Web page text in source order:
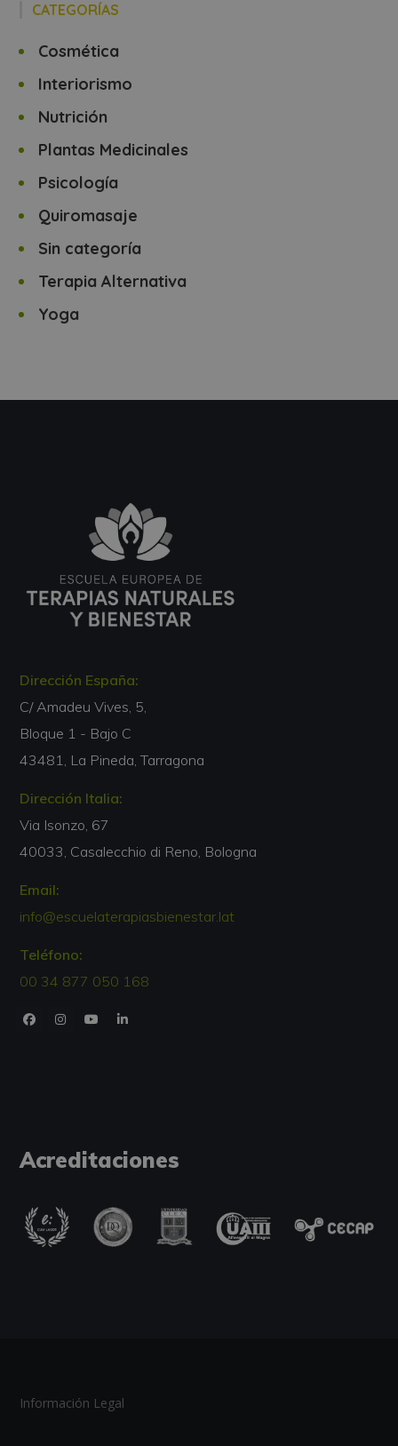
CATEGORÍAS
Cosmética
Interiorismo
Nutrición
Plantas Medicinales
Psicología
Quiromasaje
Sin categoría
Terapia Alternativa
Yoga
Dirección España:
C/ Amadeu Vives, 5,
Bloque 1 - Bajo C
43481, La Pineda, Tarragona
Dirección Italia:
Via Isonzo, 67
40033, Casalecchio di Reno, Bologna
Email:
info@escuelaterapiasbienestar.lat
Teléfono:
00 34 877 050 168
Acreditaciones
Información Legal